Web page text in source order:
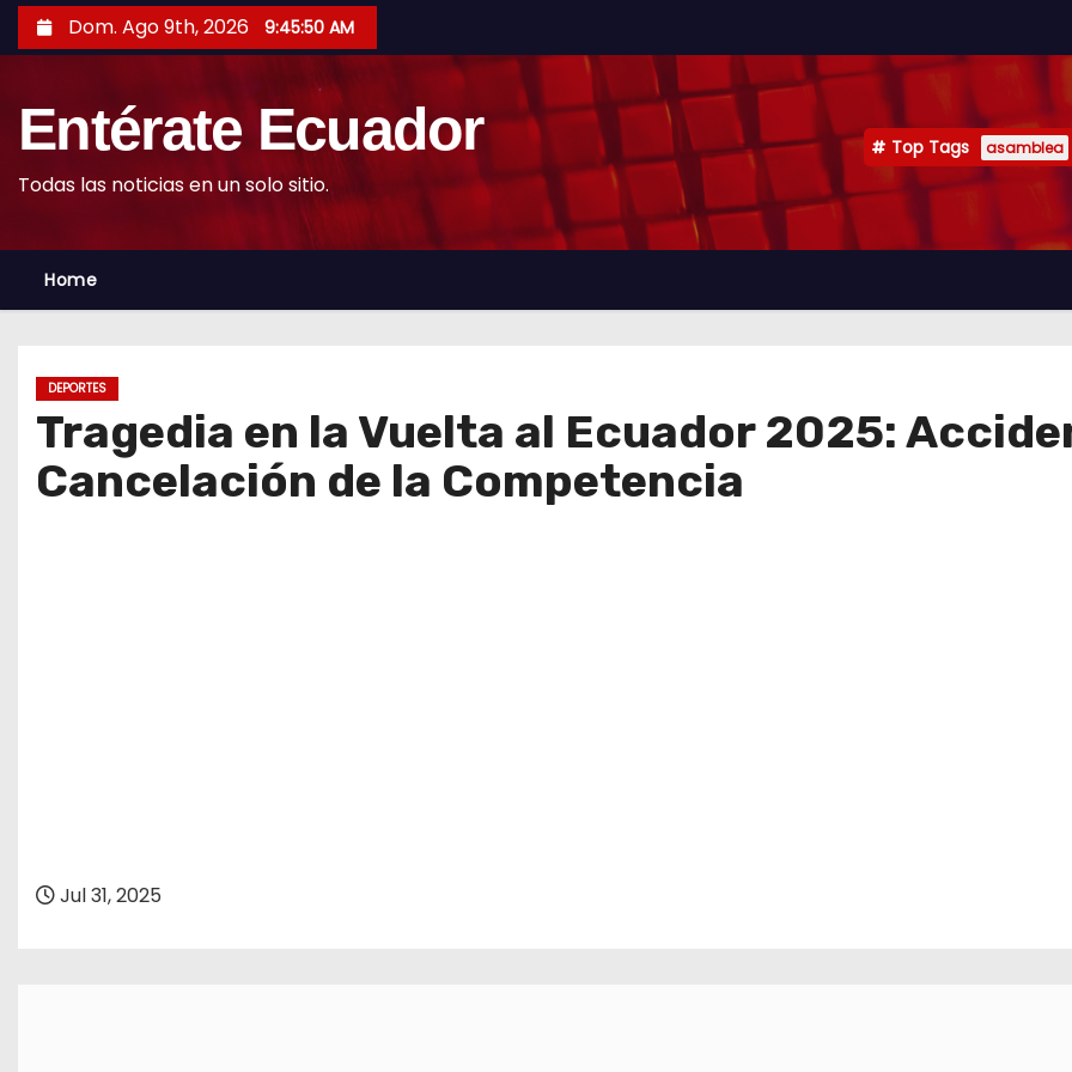
k
o
t
Dom. Ago 9th, 2026 9:45:51 AM
Entérate Ecuador
Todas las noticias en un solo sitio.
Top Tags asamblea
Home
DEPORTES
Tragedia en la Vuelta al Ecuador 2025:
Cancelación de la Competencia
Jul 31, 2025